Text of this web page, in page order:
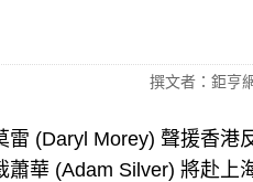
撰文者：鉅亨
(Daryl Morey) 聲援香港
華 (Adam Silver) 將赴上